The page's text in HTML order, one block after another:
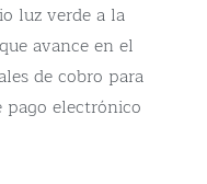
luz verde a la
avance en el
de cobro para
pago electrónico